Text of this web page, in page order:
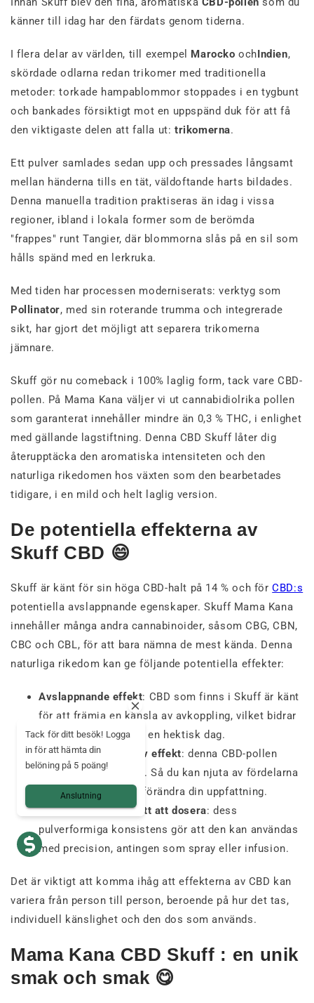
känner till idag har den färdats genom tiderna.
I flera delar av världen, till exempel Marocko ochIndien,
skördade odlarna redan trikomer med traditionella
metoder: torkade hampablommor stoppades i en tygbunt
och bankades försiktigt mot en uppspänd duk för att få
den viktigaste delen att falla ut:trikomerna.
Ett pulver samlades sedan upp och pressades långsamt
mellan händerna tills en tät, väldoftande harts bildades.
Denna manuella tradition praktiseras än idag i vissa
regioner, ibland i lokala former som de berömda
"frappes" runt Tangier, där blommorna slås på en sil som
hålls spänd med en lerkruka.
Med tiden har processen moderniserats: verktyg som
Pollinator, med sin roterande trumma och integrerade
sikt, har gjort det möjligt att separera trikomerna
jämnare.
Skuff gör nu comeback i 100% laglig form, tack vare CBD-
pollen. På Mama Kana väljer vi ut cannabidiolrika pollen
som garanterat innehåller mindre än 0,3 % THC, i enlighet
med gällande lagstiftning. Denna CBD Skuff låter dig
återupptäcka den aromatiska intensiteten och den
naturliga rikedomen hos växten som den bearbetades
tidigare, i en mild och helt laglig version.
De potentiella effekterna av
Skuff CBD 😄
Skuff är känt för sin höga CBD-halt på 14 % och förCBD:s
potentiella avslappnande egenskaper. Skuff Mama Kana
innehåller många andra cannabinoider, såsom CBG, CBN,
CBC och CBL, för att bara nämna de mest kända. Denna
naturliga rikedom kan ge följande potentiella effekter:
Avslappnande effekt: CBD som finns i Skuff är känt
för att främja en känsla av avkoppling, vilket bidrar
till allmänt lugn efter en hektisk dag.
Mild, icke-psykoaktiv effekt: denna CBD-pollen
innehåller ingen THC. Så du kan njuta av fördelarna
med hampa utan att förändra din uppfattning.
En produkt som är lätt att dosera: dess
pulverformiga konsistens gör att den kan användas
med precision, antingen som spray eller infusion.
Det är viktigt att komma ihåg att effekterna av CBD kan
variera från person till person, beroende på hur det tas,
individuell känslighet och den dos som används.
Mama Kana CBD Skuff : en unik
smak och smak 😋
Tack för ditt besök! Logga
in för att hämta din
belöning på 5 poäng!
Anslutning